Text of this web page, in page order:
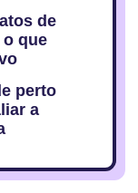
de
que
perto
a